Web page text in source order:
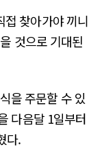
접 찾아가야 끼니
것으로 기대된
을 주문할 수 있
다음달 1일부터
다.